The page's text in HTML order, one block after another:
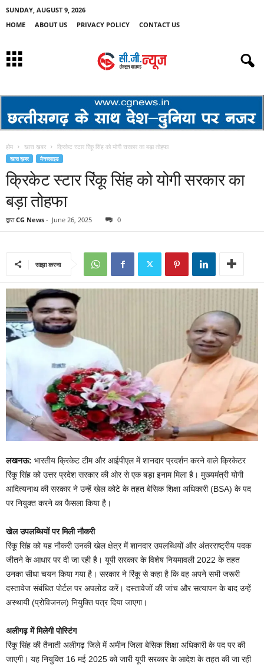
SUNDAY, AUGUST 9, 2026
HOME
ABOUT US PRIVACY POLICY CONTACT US
होम खास ख़बर क्रिकेट स्टार रिंकू सिंह को योगी सरकार का बड़ा तोहफा
खास ख़बर मेनस्लाइड
क्रिकेट स्टार रिंकू सिंह को योगी सरकार का
बड़ा तोहफा
द्वारा CG News - June 26, 2025 0
साझा करना
लखनऊ: भारतीय क्रिकेट टीम और आईपीएल में शानदार प्रदर्शन करने वाले क्रिकेटर
रिंकू सिंह को उत्तर प्रदेश सरकार की ओर से एक बड़ा इनाम मिला है। मुख्यमंत्री योगी
आदित्यनाथ की सरकार ने उन्हें खेल कोटे के तहत बेसिक शिक्षा अधिकारी (BSA) के पद
पर नियुक्त करने का फैसला किया है।
खेल उपलब्धियों पर मिली नौकरी
रिंकू सिंह को यह नौकरी उनकी खेल क्षेत्र में शानदार उपलब्धियों और अंतरराष्ट्रीय पदक
जीतने के आधार पर दी जा रही है। यूपी सरकार के विशेष नियमावली 2022 के तहत
उनका सीधा चयन किया गया है। सरकार ने रिंकू से कहा है कि वह अपने सभी जरूरी
दस्तावेज संबंधित पोर्टल पर अपलोड करें। दस्तावेजों की जांच और सत्यापन के बाद उन्हें
अस्थायी (प्रोविजनल) नियुक्ति पत्र दिया जाएगा।
अलीगढ़ में मिलेगी पोस्टिंग
रिंकू सिंह की तैनाती अलीगढ़ जिले में अमीन जिला बेसिक शिक्षा अधिकारी के पद पर की
जाएगी। यह नियुक्ति 16 मई 2025 को जारी यूपी सरकार के आदेश के तहत की जा रही